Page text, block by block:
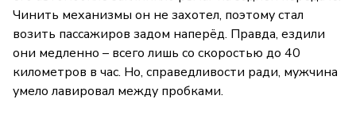
Чинить механизмы он не захотел, поэтому стал
возить пассажиров задом наперёд. Правда, ездили
они медленно – всего лишь со скоростью до 40
километров в час. Но, справедливости ради, мужчина
умело лавировал между пробками.